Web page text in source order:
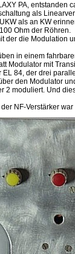
PA, entstanden
als
als an KW
Ohm der Röhren.
der die Modulation
in einem
Modulator mit
84, der drei
den Modulator
2 moduliert. Und
NF-Verstärker